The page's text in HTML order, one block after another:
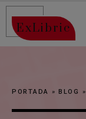
ExLibric
PORTADA »BLOG »